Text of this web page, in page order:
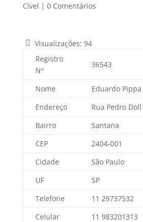
Cível | 0 Comentários
Visualizações: 94
Registro
Nº
36543
Nome
Eduardo Pippa
Endereço
Rua Pedro Doll
Bairro
Santana
CEP
2404-001
Cidade
São Paulo
UF
SP
Telefone
11 29737532
Celular
11 983201313